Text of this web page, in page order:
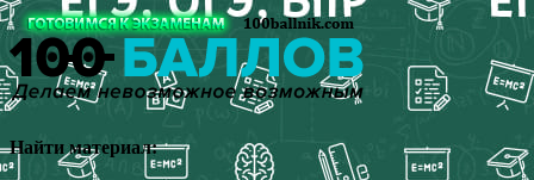
Перейти
к
содержимому
Найти материал: